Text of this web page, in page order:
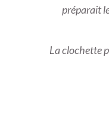
préparait
La clochette